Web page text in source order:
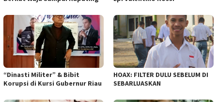
“Dinasti Militer” & Bibit
Korupsi di Kursi Gubernur Riau
HOAX: FILTER DULU SEBELUM DI
SEBARLUASKAN